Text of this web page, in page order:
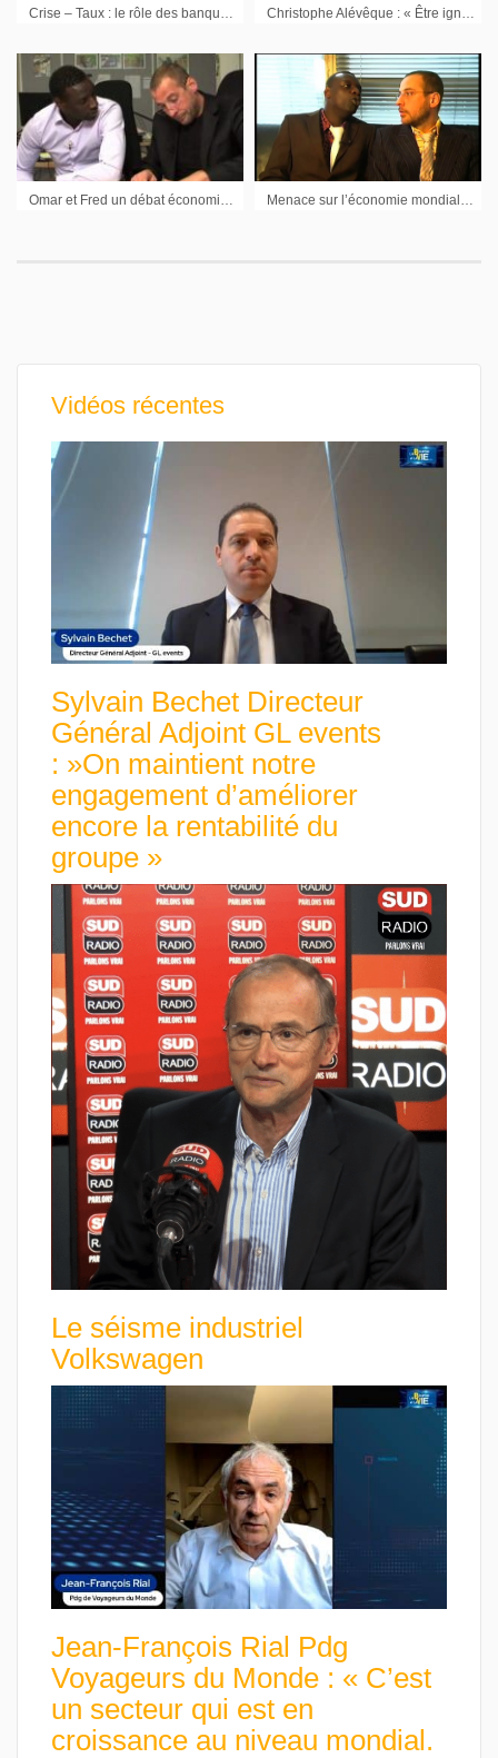
Crise – Taux : le rôle des banques centrales Christophe Alévêque : « Être ignorant c’est l’usine à conneries »
Vidéos récentes
Sylvain Bechet Directeur
Général Adjoint GL events
: »On maintient notre
engagement d’améliorer
encore la rentabilité du
groupe »
Le séisme industriel
Volkswagen
Jean-François Rial Pdg
Voyageurs du Monde : « C’est
un secteur qui est en
croissance au niveau mondial.